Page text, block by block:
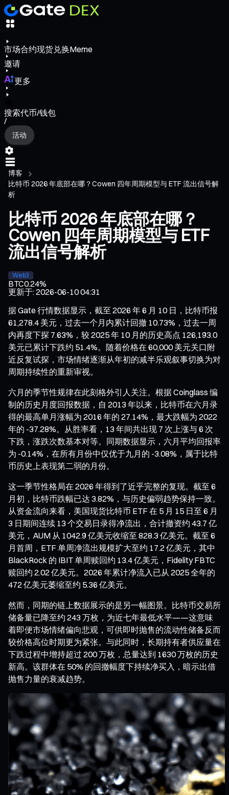
市场合约现货兑换Meme
邀请
更多
搜索代币/钱包
/
活动
博客
比特币 2026 年底部在哪？Cowen 四年周期模型与 ETF 流出信号解
析
比特币 2026 年底部在哪？
Cowen 四年周期模型与 ETF
流出信号解析
Web3
BTC0.24%
更新于:2026-06-10 04:31
据 Gate 行情数据显示，截至 2026 年 6 月 10 日，比特币报
61,278.4 美元，过去一个月内累计回撤 10.73%，过去一周
内再度下探 7.63%，较 2025 年 10 月的历史高点 126,193.0
美元已累计下跌约 51.4%。随着价格在 60,000 美元关口附
近反复试探，市场情绪逐渐从年初的减半乐观叙事切换为对
周期持续性的重新审视。
六月的季节性规律在此刻格外引人关注。根据 Coinglass 编
制的历史月度回报数据，自 2013 年以来，比特币在六月录
得的最高单月涨幅为 2016 年的 27.14%，最大跌幅为 2022
年的 -37.28%。从胜率看，13 年间共出现 7 次上涨与 6 次
下跌，涨跌次数基本对等。同期数据显示，六月平均回报率
为 -0.14%，在所有月份中仅优于九月的 -3.08%，属于比特
币历史上表现第二弱的月份。
这一季节性格局在 2026 年得到了近乎完整的复现。截至 6
月初，比特币跌幅已达 3.82%，与历史偏弱趋势保持一致。
从资金流向来看，美国现货比特币 ETF 在 5 月 15 日至 6 月
3 日期间连续 13 个交易日录得净流出，合计撤资约 43.7 亿
美元，AUM 从 1042.9 亿美元收缩至 828.3 亿美元。截至 6
月首周，ETF 单周净流出规模扩大至约 17.2 亿美元，其中
BlackRock 的 IBIT 单周赎回约 13.4 亿美元，Fidelity FBTC
赎回约 2.02 亿美元。2026 年累计净流入已从 2025 全年的
472 亿美元萎缩至约 5.36 亿美元。
然而，同期的链上数据展示的是另一幅图景。比特币交易所
储备量已降至约 243 万枚，为近七年最低水平——这意味
着即便市场情绪偏向悲观，可供即时抛售的流动性储备反而
较价格高位时期更为紧张。与此同时，长期持有者供应量在
下跌过程中增持超过 200 万枚，总量达到 1630 万枚的历史
新高。该群体在 50% 的回撤幅度下持续净买入，暗示出借
抛售力量的衰减趋势。